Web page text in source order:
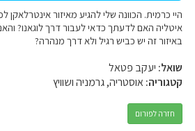
היי כרמית. הכוונה שלי להגיע מאיזור אינטרלאקן
איטליה האם לדעתך כדאי לעבור דרך לוגאנו?
באיזור זה יש כביש רגיל ולא דרך מנהרה?
שואל: יעקב פטאל
קטגוריה:אוסטריה, גרמניה ושוויץ
חזרה לפורום